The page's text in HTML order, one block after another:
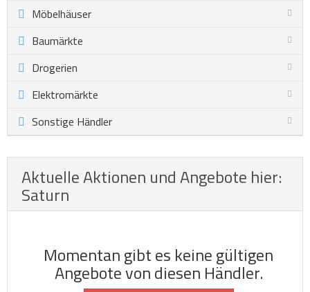
Möbelhäuser
Baumärkte
Drogerien
Elektromärkte
Sonstige Händler
Aktuelle Aktionen und Angebote hier:
Saturn
Momentan gibt es keine gültigen
Angebote von diesen Händler.